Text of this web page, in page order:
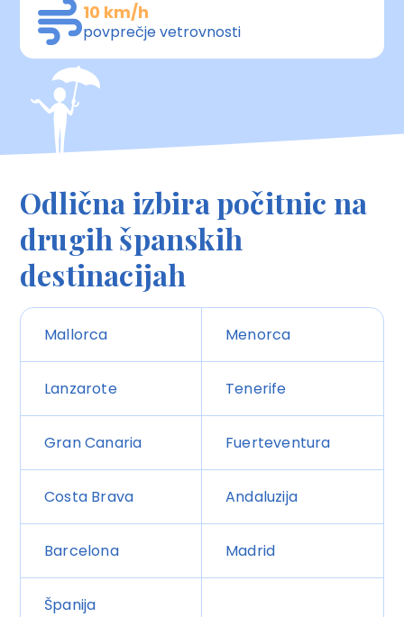
10 km/h
povprečje vetrovnosti
Odlična izbira počitnic na
drugih španskih
destinacijah
Mallorca Menorca
Lanzarote Tenerife
Gran Canaria Fuerteventura
Costa Brava Andaluzija
Barcelona Madrid
Španija